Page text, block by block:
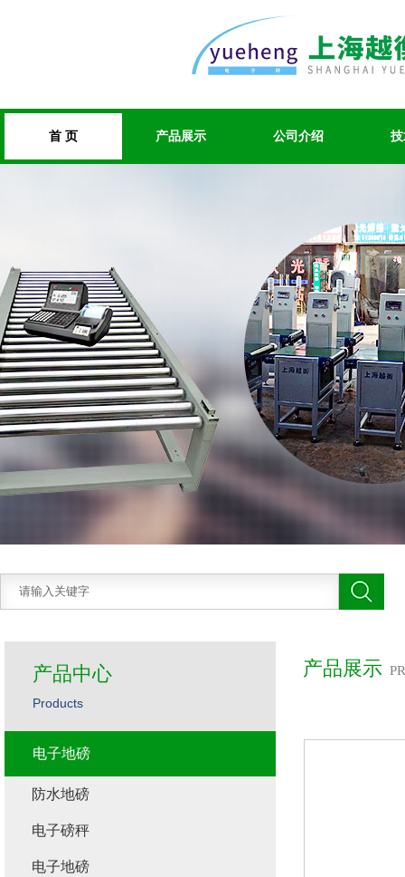
首 页 产品展示 公司介绍
产品展示
产品中心
Products
电子地磅
防水地磅
电子磅秤
电子地磅